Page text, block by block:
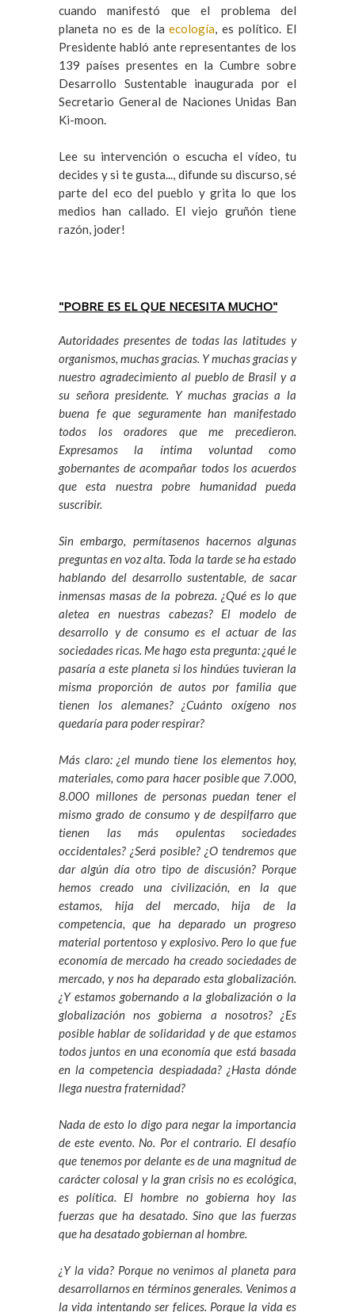
cuando manifestó que el problema del
planeta no es de laecología, es político. El
Presidente habló ante representantes de los
139 países presentes en la Cumbre sobre
Desarrollo Sustentable inaugurada por el
Secretario General de Naciones Unidas Ban
Ki-moon.
Lee su intervención o escucha el vídeo, tu
decides y si te gusta..., difunde su discurso, sé
parte del eco del pueblo y grita lo que los
medios han callado. El viejo gruñón tiene
razón, joder!
"POBRE ES EL QUE NECESITA MUCHO"
Autoridades presentes de todas las latitudes y
organismos, muchas gracias. Y muchas gracias y
nuestro agradecimiento al pueblo de Brasil y a
su señora presidente. Y muchas gracias a la
buena fe que seguramente han manifestado
todos los oradores que me precedieron.
Expresamos la íntima voluntad como
gobernantes de acompañar todos los acuerdos
que esta nuestra pobre humanidad pueda
suscribir.
Sin embargo, permítasenos hacernos algunas
preguntas en voz alta. Toda la tarde se ha estado
hablando del desarrollo sustentable, de sacar
inmensas masas de la pobreza. ¿Qué es lo que
aletea en nuestras cabezas? El modelo de
desarrollo y de consumo es el actuar de las
sociedades ricas. Me hago esta pregunta: ¿qué le
pasaría a este planeta si los hindúes tuvieran la
misma proporción de autos por familia que
tienen los alemanes? ¿Cuánto oxígeno nos
quedaría para poder respirar?
Más claro: ¿el mundo tiene los elementos hoy,
materiales, como para hacer posible que 7.000,
8.000 millones de personas puedan tener el
mismo grado de consumo y de despilfarro que
tienen las más opulentas sociedades
occidentales? ¿Será posible? ¿O tendremos que
dar algún día otro tipo de discusión? Porque
hemos creado una civilización, en la que
estamos, hija del mercado, hija de la
competencia, que ha deparado un progreso
material portentoso y explosivo. Pero lo que fue
economía de mercado ha creado sociedades de
mercado, y nos ha deparado esta globalización.
¿Y estamos gobernando a la globalización o la
globalización nos gobierna a nosotros? ¿Es
posible hablar de solidaridad y de que estamos
todos juntos en una economía que está basada
en la competencia despiadada? ¿Hasta dónde
llega nuestra fraternidad?
Nada de esto lo digo para negar la importancia
de este evento. No. Por el contrario. El desafío
que tenemos por delante es de una magnitud de
carácter colosal y la gran crisis no es ecológica,
es política. El hombre no gobierna hoy las
fuerzas que ha desatado. Sino que las fuerzas
que ha desatado gobiernan al hombre.
¿Y la vida? Porque no venimos al planeta para
desarrollarnos en términos generales. Venimos a
la vida intentando ser felices. Porque la vida es